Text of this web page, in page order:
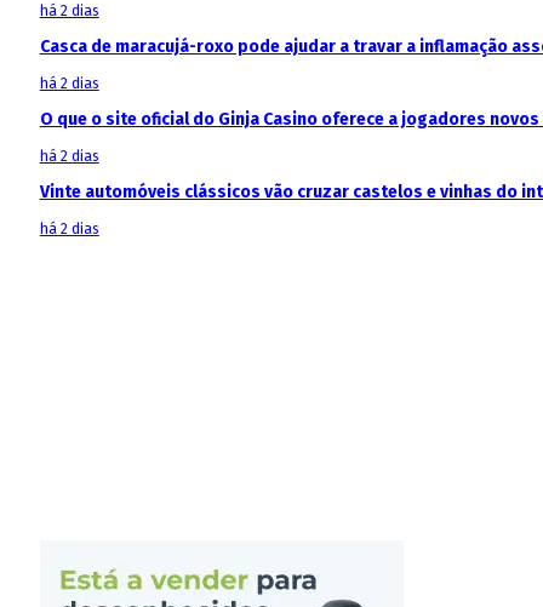
há 2 dias
Casca de maracujá-roxo pode ajudar a travar a inflamação
há 2 dias
O que o site oficial do Ginja Casino oferece a jogadores
há 2 dias
Vinte automóveis clássicos vão cruzar castelos e vinhas do
há 2 dias